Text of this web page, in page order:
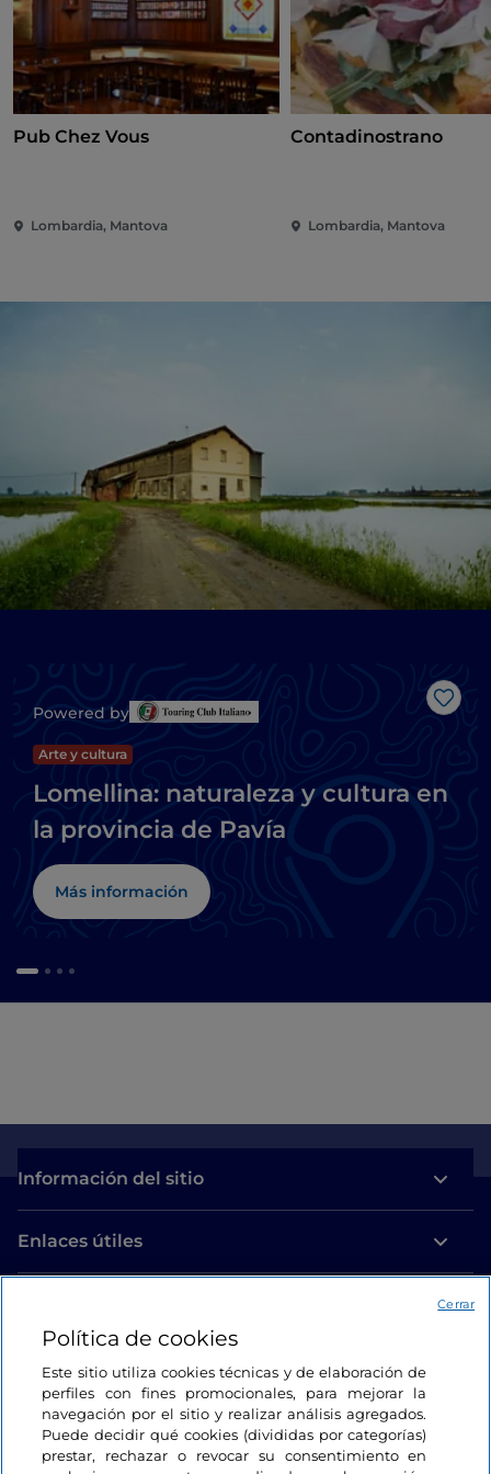
Pub Chez Vous
Lombardia, Mantova
Contadinostrano
Lombardia, Mantova
Me
Powered by
Arte y cultura
Lomellina: naturaleza y cultura en
la provincia de Pavía
Más información
Información del sitio
Enlaces útiles
Estamos en contacto
Política de cookies
Este sitio utiliza cookies técnicas y de elaboración de
perfiles con fines promocionales, para mejorar la
navegación por el sitio y realizar análisis agregados.
Puede decidir qué cookies (divididas por categorías)
prestar, rechazar o revocar su consentimiento en
Cerrar